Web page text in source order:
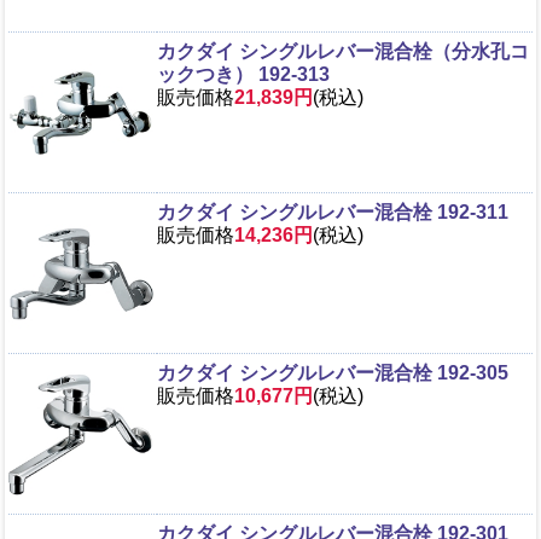
カクダイ シングルレバー混合栓（分水孔コ
ックつき） 192-313
販売価格21,839円 (税込)
カクダイ シングルレバー混合栓 192-311
販売価格14,236円 (税込)
カクダイ シングルレバー混合栓 192-305
販売価格10,677円 (税込)
カクダイ シングルレバー混合栓 192-301